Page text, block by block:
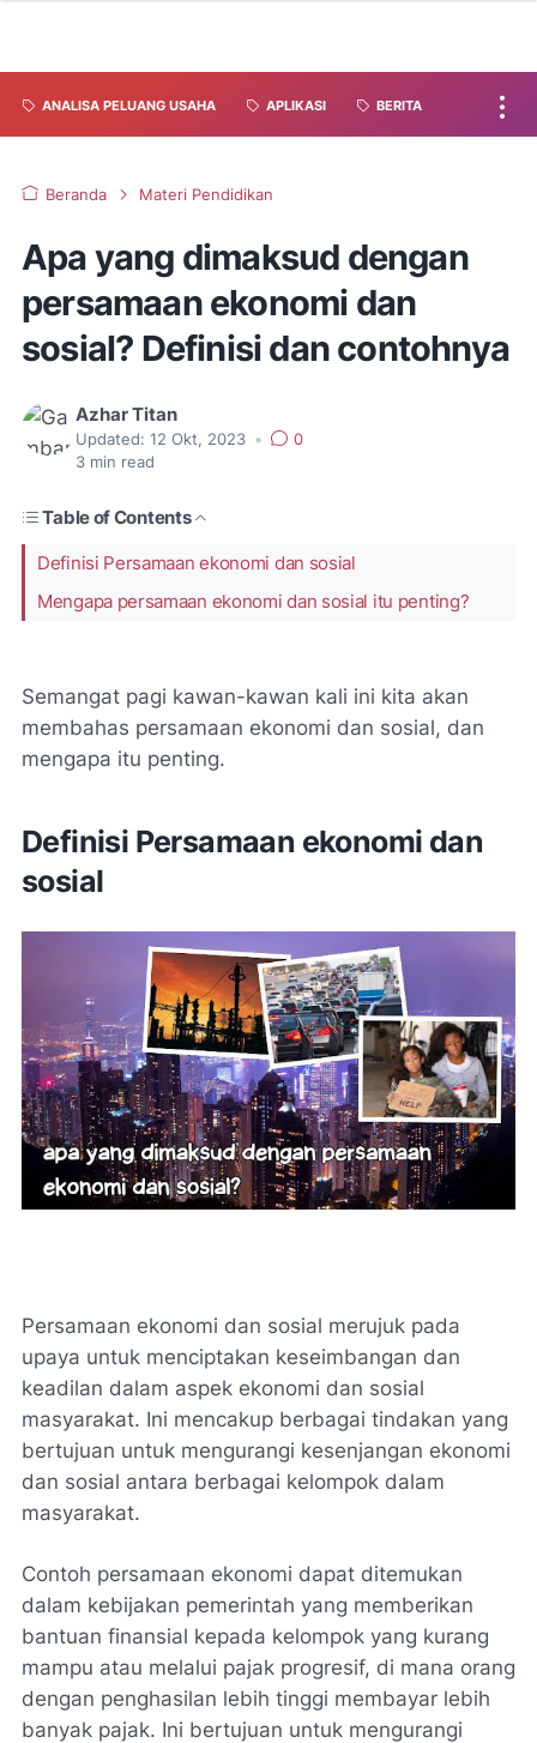
ANALISA PELUANG USAHA APLIKASI BERITA
Beranda Materi Pendidikan
Apa yang dimaksud dengan
persamaan ekonomi dan
sosial? Definisi dan contohnya
Azhar Titan
Updated: 12 Okt, 2023 •
0
3 min read
Table of Contents
Definisi Persamaan ekonomi dan sosial
Mengapa persamaan ekonomi dan sosial itu penting?
Semangat pagi kawan-kawan kali ini kita akan
membahas persamaan ekonomi dan sosial, dan
mengapa itu penting.
Definisi Persamaan ekonomi dan
sosial
Persamaan ekonomi dan sosial merujuk pada
upaya untuk menciptakan keseimbangan dan
keadilan dalam aspek ekonomi dan sosial
masyarakat. Ini mencakup berbagai tindakan yang
bertujuan untuk mengurangi kesenjangan ekonomi
dan sosial antara berbagai kelompok dalam
masyarakat.
Contoh persamaan ekonomi dapat ditemukan
dalam kebijakan pemerintah yang memberikan
bantuan finansial kepada kelompok yang kurang
mampu atau melalui pajak progresif, di mana orang
dengan penghasilan lebih tinggi membayar lebih
banyak pajak. Ini bertujuan untuk mengurangi